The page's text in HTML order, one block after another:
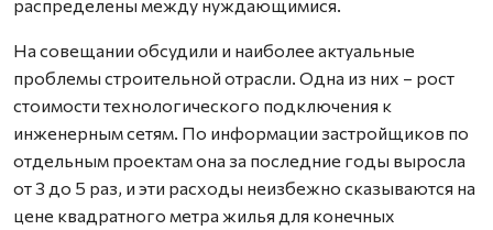
распределены между нуждающимися.
На совещании обсудили и наиболее актуальные
проблемы строительной отрасли. Одна из них – рост
стоимости технологического подключения к
инженерным сетям. По информации застройщиков по
отдельным проектам она за последние годы выросла
от 3 до 5 раз, и эти расходы неизбежно сказываются на
цене квадратного метра жилья для конечных